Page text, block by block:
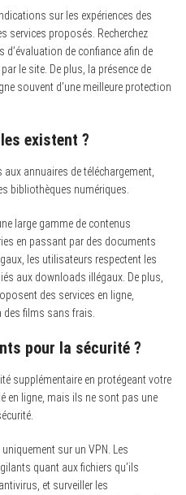
sur les expériences des
services proposés. Recherchez
de confiance afin de
le site. De plus, la présence de
souvent d’une meilleure protection
existent ?
aux annuaires de téléchargement,
bibliothèques numériques.
large gamme de contenus
en passant par des documents
les utilisateurs respectent les
aux downloads illégaux. De plus,
des services en ligne,
des films sans frais.
pour la sécurité ?
supplémentaire en protégeant votre
en ligne, mais ils ne sont pas une
sur un VPN. Les
quant aux fichiers qu’ils
et surveiller les